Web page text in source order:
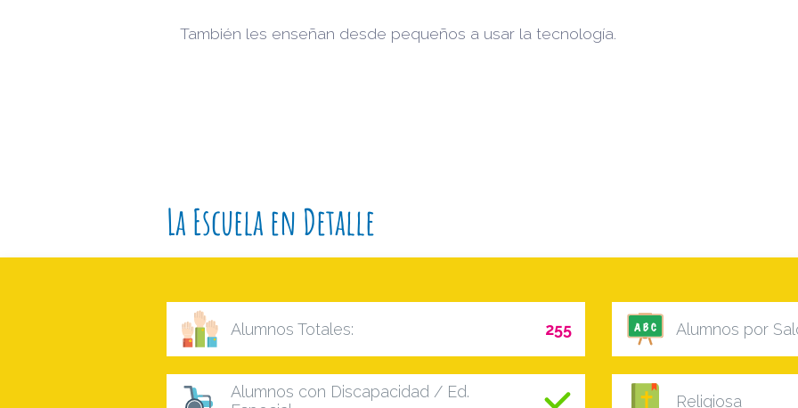
También les enseñan desde pequeños a usar la tecnología.
La Escuela en Detalle
Alumnos Totales: 255 Alumnos por
Alumnos con Discapacidad / Ed.
Religiosa